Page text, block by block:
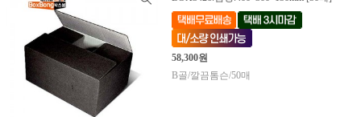
58,300원
B골/깔끔톰슨/50매